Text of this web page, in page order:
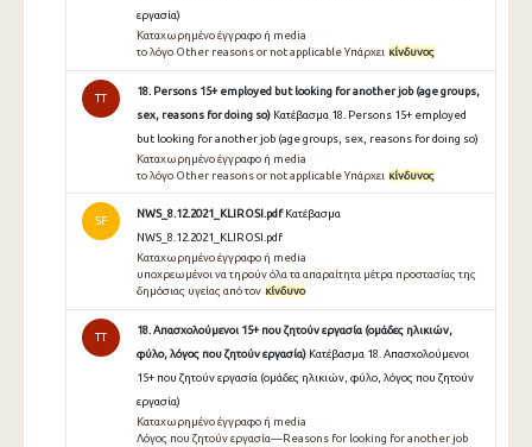
εργασία)
Καταχωρημένο έγγραφο ή media
το λόγο Other reasons or not applicable Υπάρχει κίνδυνος
TT
18. Persons 15+ employed but looking for another job (age groups,
sex, reasons for doing so) Κατέβασμα 18. Persons 15+ employed
but looking for another job (age groups, sex, reasons for doing so)
Καταχωρημένο έγγραφο ή media
το λόγο Other reasons or not applicable Υπάρχει κίνδυνος
SF
NWS_8.12.2021_KLIROSI.pdf Κατέβασμα
NWS_8.12.2021_KLIROSI.pdf
Καταχωρημένο έγγραφο ή media
υποχρεωμένοι να τηρούν όλα τα απαραίτητα μέτρα προστασίας της
δημόσιας υγείας από τον κίνδυνο
TT
18. Απασχολούμενοι 15+ που ζητούν εργασία (ομάδες ηλικιών,
φύλο, λόγος που ζητούν εργασία) Κατέβασμα 18. Απασχολούμενοι
15+ που ζητούν εργασία (ομάδες ηλικιών, φύλο, λόγος που ζητούν
εργασία)
Καταχωρημένο έγγραφο ή media
Λόγος που ζητούν εργασία—Reasons for looking for another job